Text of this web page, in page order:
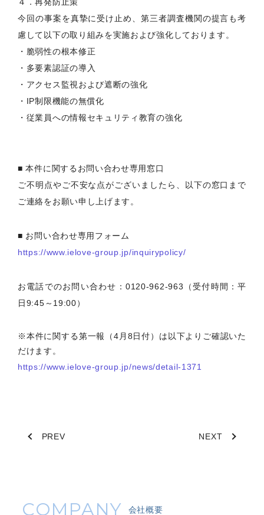
今回の事案を真摯に受け止め、第三者調査機関の提言も考
慮して以下の取り組みを実施および強化しております。
・脆弱性の根本修正
・多要素認証の導入
・アクセス監視および遮断の強化
・IP制限機能の無償化
・従業員への情報セキュリティ教育の強化
■ 本件に関するお問い合わせ専用窓口
ご不明点やご不安な点がございましたら、以下の窓口まで
ご連絡をお願い申し上げます。
■ お問い合わせ専用フォーム
https://www.ielove-group.jp/inquirypolicy/
お電話でのお問い合わせ：0120-962-963（受付時間：平
日9:45～19:00）
※本件に関する第一報（4月8日付）は以下よりご確認いた
だけます。
https://www.ielove-group.jp/news/detail-1371
PREV NEXT
COMPANY 会社概要